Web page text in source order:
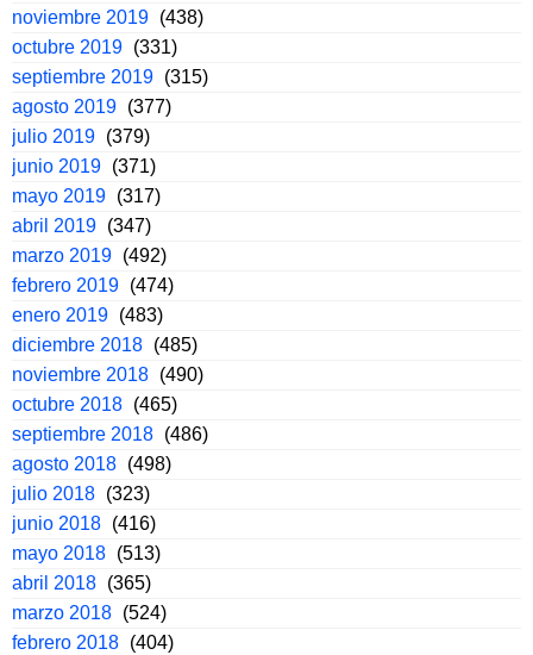
noviembre 2019 (438)
octubre 2019 (331)
septiembre 2019 (315)
agosto 2019 (377)
julio 2019 (379)
junio 2019 (371)
mayo 2019 (317)
abril 2019 (347)
marzo 2019 (492)
febrero 2019 (474)
enero 2019 (483)
diciembre 2018 (485)
noviembre 2018 (490)
octubre 2018 (465)
septiembre 2018 (486)
agosto 2018 (498)
julio 2018 (323)
junio 2018 (416)
mayo 2018 (513)
abril 2018 (365)
marzo 2018 (524)
febrero 2018 (404)